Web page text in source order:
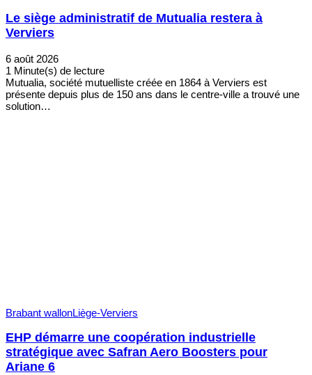
Le siège administratif de Mutualia restera à
Verviers
6 août 2026
1 Minute(s) de lecture
Mutualia, société mutuelliste créée en 1864 à Verviers est
présente depuis plus de 150 ans dans le centre-ville a trouvé une
solution…
Brabant wallonLiège-Verviers
EHP démarre une coopération industrielle
stratégique avec Safran Aero Boosters pour
Ariane 6